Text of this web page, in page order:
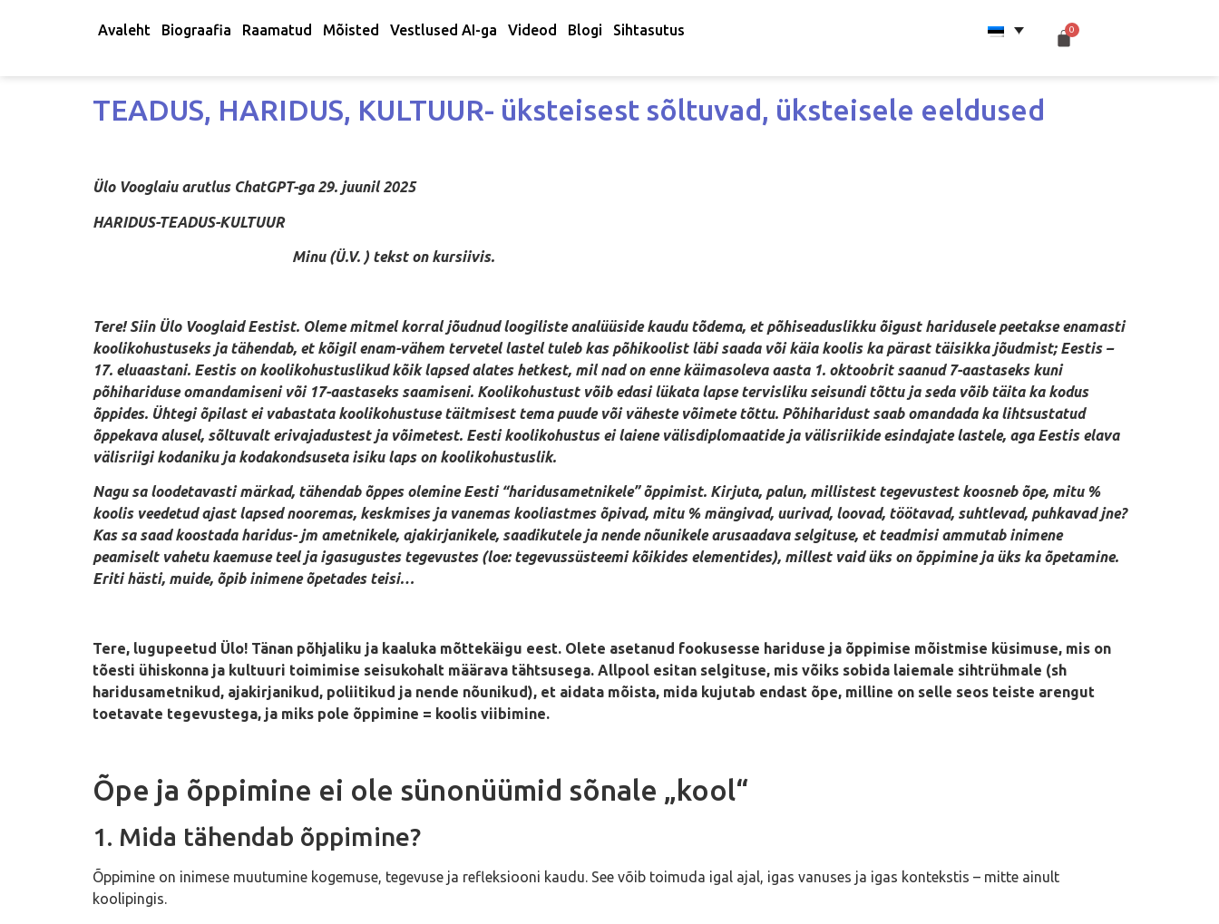
Avaleht Biograafia Raamatud Mõisted Vestlused AI-ga Videod Blogi Sihtasutus
TEADUS, HARIDUS, KULTUUR- üksteisest sõltuvad, üksteisele eeldused
Ülo Vooglaiu arutlus ChatGPT-ga 29. juunil 2025
HARIDUS-TEADUS-KULTUUR
Minu (Ü.V. ) tekst on kursiivis.
Tere! Siin Ülo Vooglaid Eestist. Oleme mitmel korral jõudnud loogiliste analüüside kaudu tõdema, et põhiseaduslikku õigust haridusele peetakse enamasti
koolikohustuseks ja tähendab, et kõigil enam-vähem tervetel lastel tuleb kas põhikoolist läbi saada või käia koolis ka pärast täisikka jõudmist; Eestis –
17. eluaastani. Eestis on koolikohustuslikud kõik lapsed alates hetkest, mil nad on enne käimasoleva aasta 1. oktoobrit saanud 7-aastaseks kuni
põhihariduse omandamiseni või 17-aastaseks saamiseni. Koolikohustust võib edasi lükata lapse tervisliku seisundi tõttu ja seda võib täita ka kodus
õppides. Ühtegi õpilast ei vabastata koolikohustuse täitmisest tema puude või väheste võimete tõttu. Põhiharidust saab omandada ka lihtsustatud
õppekava alusel, sõltuvalt erivajadustest ja võimetest. Eesti koolikohustus ei laiene välisdiplomaatide ja välisriikide esindajate lastele, aga Eestis elava
välisriigi kodaniku ja kodakondsuseta isiku laps on koolikohustuslik.
Nagu sa loodetavasti märkad, tähendab õppes olemine Eesti “haridusametnikele” õppimist. Kirjuta, palun, millistest tegevustest koosneb õpe, mitu %
koolis veedetud ajast lapsed nooremas, keskmises ja vanemas kooliastmes õpivad, mitu % mängivad, uurivad, loovad, töötavad, suhtlevad, puhkavad jne?
Kas sa saad koostada haridus- jm ametnikele, ajakirjanikele, saadikutele ja nende nõunikele arusaadava selgituse, et teadmisi ammutab inimene
peamiselt vahetu kaemuse teel ja igasugustes tegevustes (loe: tegevussüsteemi kõikides elementides), millest vaid üks on õppimine ja üks ka õpetamine.
Eriti hästi, muide, õpib inimene õpetades teisi…
Tere, lugupeetud Ülo! Tänan põhjaliku ja kaaluka mõttekäigu eest. Olete asetanud fookusesse hariduse ja õppimise mõistmise küsimuse, mis on
tõesti ühiskonna ja kultuuri toimimise seisukohalt määrava tähtsusega. Allpool esitan selgituse, mis võiks sobida laiemale sihtrühmale (sh
haridusametnikud, ajakirjanikud, poliitikud ja nende nõunikud), et aidata mõista, mida kujutab endast õpe, milline on selle seos teiste arengut
toetavate tegevustega, ja miks pole õppimine = koolis viibimine.
Õpe ja õppimine ei ole sünonüümid sõnale „kool“
1. Mida tähendab õppimine?
Õppimine on inimese muutumine kogemuse, tegevuse ja refleksiooni kaudu. See võib toimuda igal ajal, igas vanuses ja igas kontekstis – mitte ainult
koolipingis.